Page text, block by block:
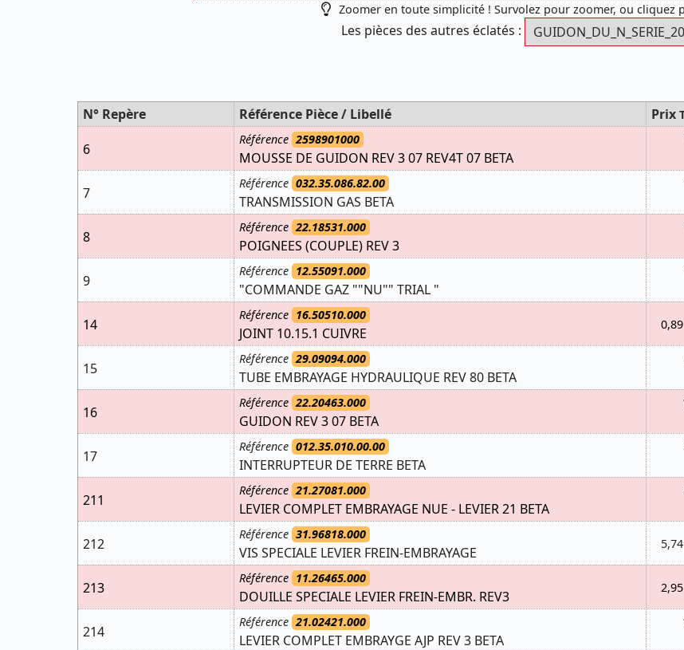
Zoomer en toute simplicité ! Survolez pour zoomer, ou cliquez
Les pièces des autres éclatés :
N° Repère Référence Pièce / Libellé Prix
6
Référence 2598901000
MOUSSE DE GUIDON REV 3 07 REV4T 07 BETA
7
Référence 032.35.086.82.00
TRANSMISSION GAS BETA
8
Référence 22.18531.000
POIGNEES (COUPLE) REV 3
9
Référence 12.55091.000
"COMMANDE GAZ ""NU"" TRIAL "
14
Référence 16.50510.000
JOINT 10.15.1 CUIVRE
15
Référence 29.09094.000
TUBE EMBRAYAGE HYDRAULIQUE REV 80 BETA
16
Référence 22.20463.000
GUIDON REV 3 07 BETA
17
Référence 012.35.010.00.00
INTERRUPTEUR DE TERRE BETA
211
Référence 21.27081.000
LEVIER COMPLET EMBRAYAGE NUE - LEVIER 21 BETA
212
Référence 31.96818.000
VIS SPECIALE LEVIER FREIN-EMBRAYAGE
213
Référence 11.26465.000
DOUILLE SPECIALE LEVIER FREIN-EMBR. REV3
214
Référence 21.02421.000
LEVIER COMPLET EMBRAYGE AJP REV 3 BETA